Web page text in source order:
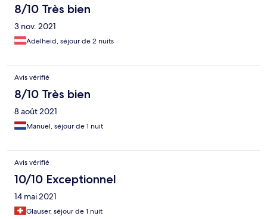
8/10 Très bien
3 nov. 2021
Adelheid, séjour de 2 nuits
Avis vérifié
8/10 Très bien
8 août 2021
Manuel, séjour de 1 nuit
Avis vérifié
10/10 Exceptionnel
14 mai 2021
Glauser, séjour de 1 nuit